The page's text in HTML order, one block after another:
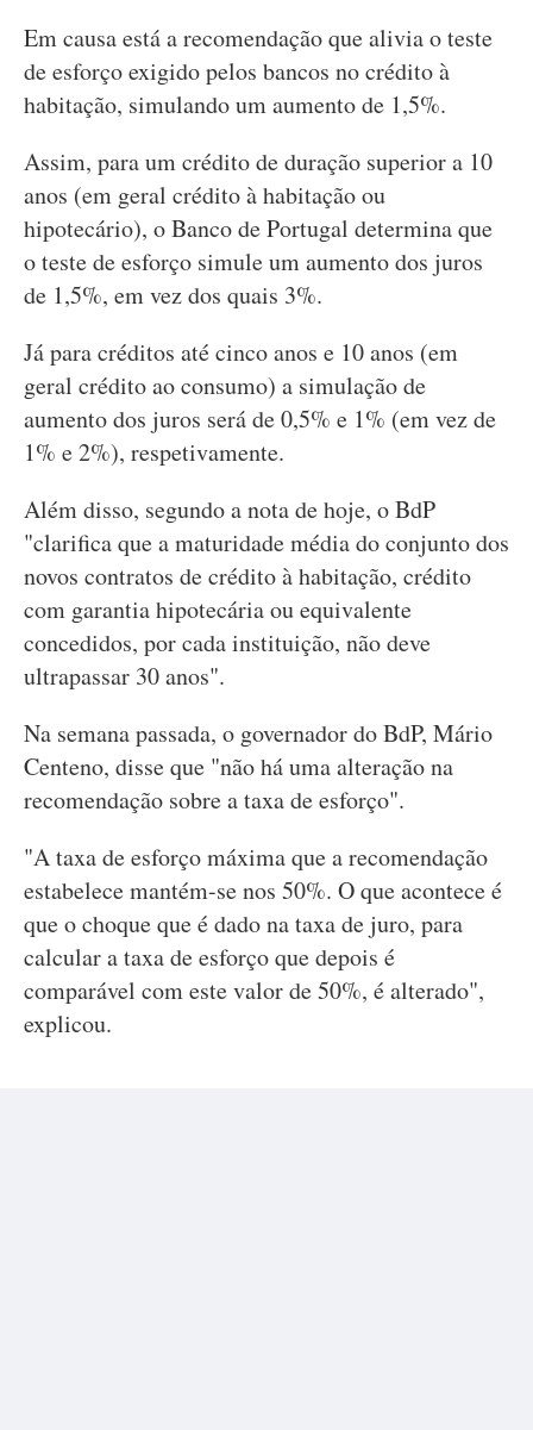
Em causa está a recomendação que alivia o teste
de esforço exigido pelos bancos no crédito à
habitação, simulando um aumento de 1,5%.
Assim, para um crédito de duração superior a 10
anos (em geral crédito à habitação ou
hipotecário), o Banco de Portugal determina que
o teste de esforço simule um aumento dos juros
de 1,5%, em vez dos quais 3%.
Já para créditos até cinco anos e 10 anos (em
geral crédito ao consumo) a simulação de
aumento dos juros será de 0,5% e 1% (em vez de
1% e 2%), respetivamente.
Além disso, segundo a nota de hoje, o BdP
"clarifica que a maturidade média do conjunto dos
novos contratos de crédito à habitação, crédito
com garantia hipotecária ou equivalente
concedidos, por cada instituição, não deve
ultrapassar 30 anos".
Na semana passada, o governador do BdP, Mário
Centeno, disse que "não há uma alteração na
recomendação sobre a taxa de esforço".
"A taxa de esforço máxima que a recomendação
estabelece mantém-se nos 50%. O que acontece é
que o choque que é dado na taxa de juro, para
calcular a taxa de esforço que depois é
comparável com este valor de 50%, é alterado",
explicou.